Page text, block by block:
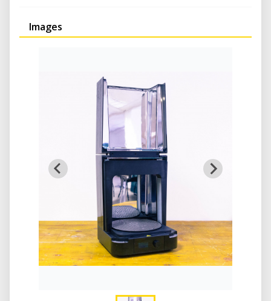
Images